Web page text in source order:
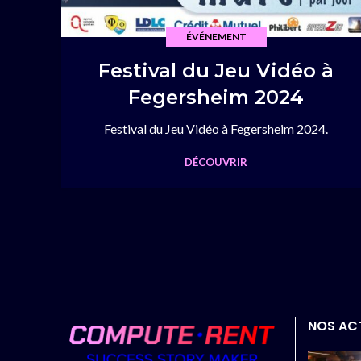
ÉVÉNEMENT
Festival du Jeu Vidéo à
Fegersheim 2024
Festival du Jeu Vidéo à Fegersheim 2024.
DÉCOUVRIR
NOS